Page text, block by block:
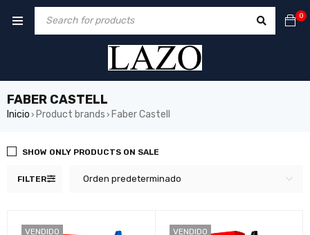
0
FABER CASTELL
Inicio › Product brands › Faber Castell
FILTER Orden predeterminado
SHOW ONLY PRODUCTS ON SALE
VENDIDO VENDIDO